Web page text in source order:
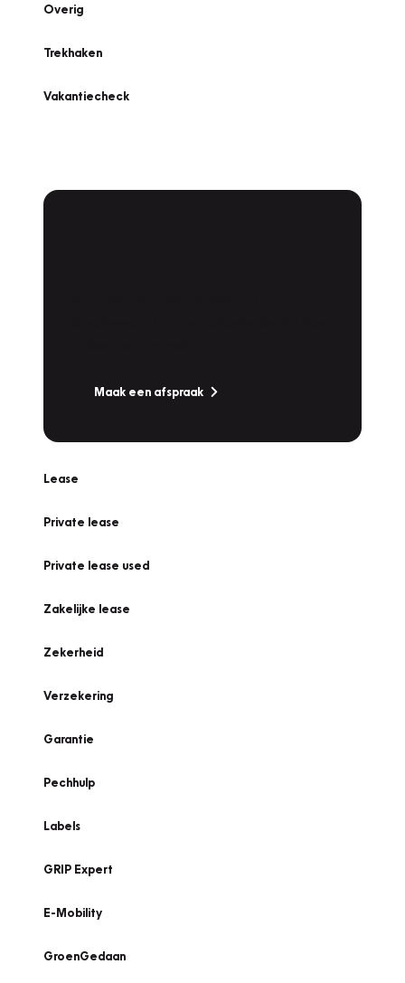
Overig
Trekhaken
Vakantiecheck
Maak een afspraak
Lease
Private lease
Private lease used
Zakelijke lease
Zekerheid
Verzekering
Garantie
Pechhulp
Labels
GRIP Expert
E-Mobility
GroenGedaan